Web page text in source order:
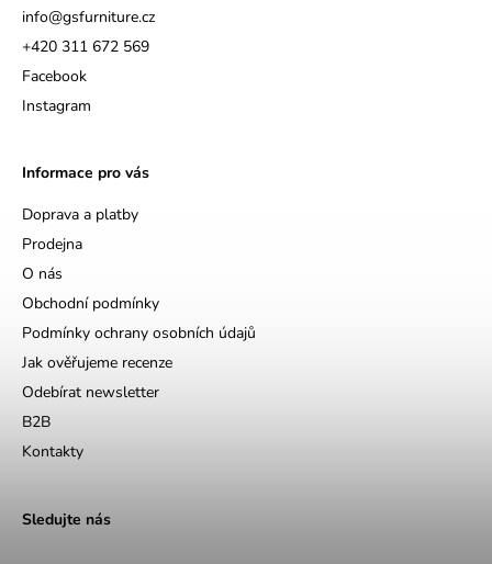
info@gsfurniture.cz
+420 311 672 569
Facebook
Instagram
Informace pro vás
Doprava a platby
Prodejna
O nás
Obchodní podmínky
Podmínky ochrany osobních údajů
Jak ověřujeme recenze
Odebírat newsletter
B2B
Kontakty
Sledujte nás